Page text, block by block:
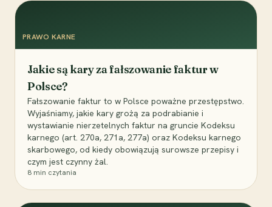
PRAWO KARNE
Jakie są kary za fałszowanie faktur w
Polsce?
Fałszowanie faktur to w Polsce poważne przestępstwo.
Wyjaśniamy, jakie kary grożą za podrabianie i
wystawianie nierzetelnych faktur na gruncie Kodeksu
karnego (art. 270a, 271a, 277a) oraz Kodeksu karnego
skarbowego, od kiedy obowiązują surowsze przepisy i
czym jest czynny żal.
8 min czytania